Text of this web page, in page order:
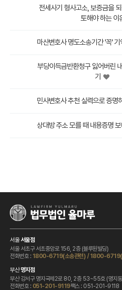
전세사기 형사고소, 보증금을
토해야 하는 이
마산변호사 명도소송기간 '꼭'
부당이득금반환청구 잃어버린
기
민사변호사 추천 실력으로 증명
상대방 주소 모를 때 내용증명
서울서울점
서울 서초구 서초중앙로 156, 2층 (블루원빌딩)
전화번호 : 1800-6719(소송관련) / 1800-6719(
부산명지점
부산 강서구 명지국제2로 80, 2층 53~55호 (명지
전화번호 : 051-201-9119팩스 : 051-201-9118